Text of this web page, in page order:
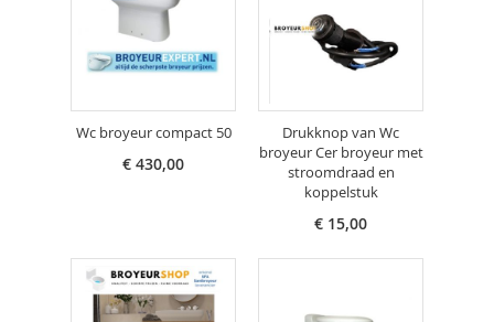
Wc broyeur compact 50
€ 430,00
Drukknop van Wc
broyeur Cer broyeur met
stroomdraad en
koppelstuk
€ 15,00